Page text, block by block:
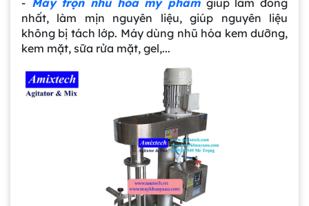
nhất, làm mịn nguyên liệu, giúp nguyên liệu
không bị tách lớp. Máy dùng nhũ hóa kem dưỡng,
kem mặt, sữa rửa mặt, gel,...